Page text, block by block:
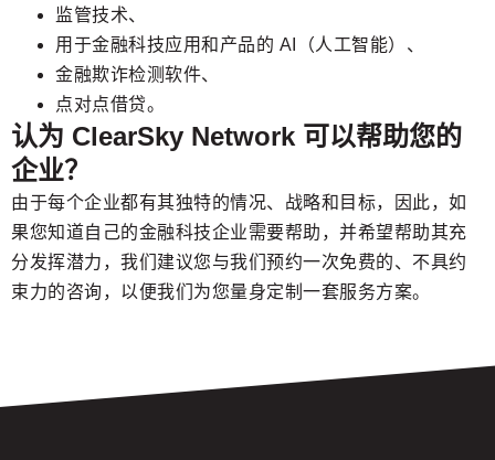
监管技术、
用于金融科技应用和产品的 AI（人工智能）、
金融欺诈检测软件、
点对点借贷。
认为 ClearSky Network 可以帮助您的
企业？
由于每个企业都有其独特的情况、战略和目标，因此，如
果您知道自己的金融科技企业需要帮助，并希望帮助其充
分发挥潜力，我们建议您与我们预约一次免费的、不具约
束力的咨询，以便我们为您量身定制一套服务方案。